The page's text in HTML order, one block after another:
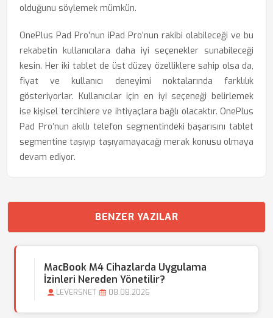
olduğunu söylemek mümkün.
OnePlus Pad Pro’nun iPad Pro’nun rakibi olabileceği ve bu
rekabetin kullanıcılara daha iyi seçenekler sunabileceği
kesin. Her iki tablet de üst düzey özelliklere sahip olsa da,
fiyat ve kullanıcı deneyimi noktalarında farklılık
gösteriyorlar. Kullanıcılar için en iyi seçeneği belirlemek
ise kişisel tercihlere ve ihtiyaçlara bağlı olacaktır. OnePlus
Pad Pro’nun akıllı telefon segmentindeki başarısını tablet
segmentine taşıyıp taşıyamayacağı merak konusu olmaya
devam ediyor.
BENZER YAZILAR
MacBook M4 Cihazlarda Uygulama
İzinleri Nereden Yönetilir?
LEVERSNET 08.08.2026